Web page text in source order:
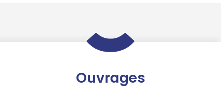
Ouvrages